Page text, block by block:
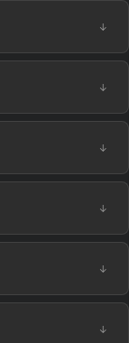
↓
↓
↓
↓
↓
↓